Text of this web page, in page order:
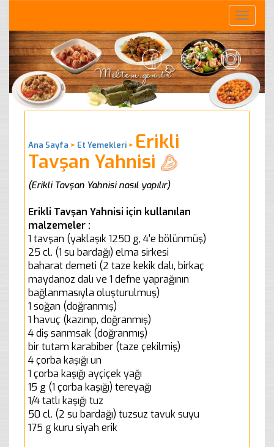
Toggle
Ana Sayfa > Et Yemekleri > Erikli
Tavşan Yahnisi
(Erikli Tavşan Yahnisi nasıl yapılır)
Erikli Tavşan Yahnisi için kullanılan
malzemeler :
1 tavşan (yaklaşık 1250 g, 4'e bölünmüş)
25 cl. (1 su bardağı) elma sirkesi
baharat demeti (2 taze kekik dalı, birkaç
maydanoz dalı ve 1 defne yaprağının
bağlanmasıyla oluşturulmuş)
1 soğan (doğranmış)
1 havuç (kazınıp, doğranmış)
4 diş sarımsak (doğranmış)
bir tutam karabiber (taze çekilmiş)
4 çorba kaşığı un
1 çorba kaşığı ayçiçek yağı
15 g (1 çorba kaşığı) tereyağı
1/4 tatlı kaşığı tuz
50 cl. (2 su bardağı) tuzsuz tavuk suyu
175 g kuru siyah erik